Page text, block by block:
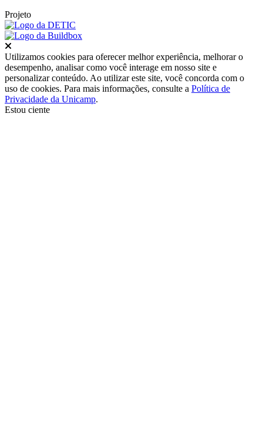
Projeto
Utilizamos cookies para oferecer melhor experiência, melhorar o
desempenho, analisar como você interage em nosso site e
personalizar conteúdo. Ao utilizar este site, você concorda com o
uso de cookies. Para mais informações, consulte a Política de
Privacidade da Unicamp.
Estou ciente